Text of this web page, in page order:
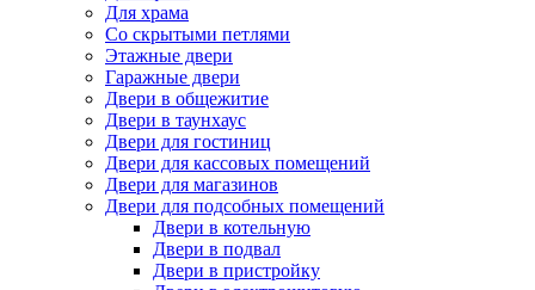
Для храма
Со скрытыми петлями
Этажные двери
Гаражные двери
Двери в общежитие
Двери в таунхаус
Двери для гостиниц
Двери для кассовых помещений
Двери для магазинов
Двери для подсобных помещений
Двери в котельную
Двери в подвал
Двери в пристройку